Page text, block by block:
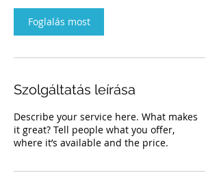
e
r
c
Foglalás most
Szolgáltatás leírása
Describe your service here. What makes
it great? Tell people what you offer,
where it’s available and the price.